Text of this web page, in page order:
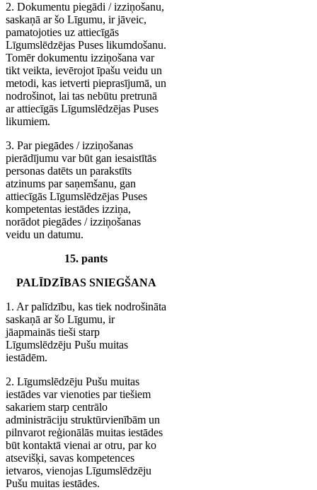
2. Dokumentu piegādi / izziņošanu,
saskaņā ar šo Līgumu, ir jāveic,
pamatojoties uz attiecīgās
Līgumslēdzējas Puses likumdošanu.
Tomēr dokumentu izziņošana var
tikt veikta, ievērojot īpašu veidu un
metodi, kas ietverti pieprasījumā, un
nodrošinot, lai tas nebūtu pretrunā
ar attiecīgās Līgumslēdzējas Puses
likumiem.
3. Par piegādes / izziņošanas
pierādījumu var būt gan iesaistītās
personas datēts un parakstīts
atzinums par saņemšanu, gan
attiecīgās Līgumslēdzējas Puses
kompetentas iestādes izziņa,
norādot piegādes / izziņošanas
veidu un datumu.
15. pants
PALĪDZĪBAS SNIEGŠANA
1. Ar palīdzību, kas tiek nodrošināta
saskaņā ar šo Līgumu, ir
jāapmainās tieši starp
Līgumslēdzēju Pušu muitas
iestādēm.
2. Līgumslēdzēju Pušu muitas
iestādes var vienoties par tiešiem
sakariem starp centrālo
administrāciju struktūrvienībām un
pilnvarot reģionālās muitas iestādes
būt kontaktā vienai ar otru, par ko
atsevišķi, savas kompetences
ietvaros, vienojas Līgumslēdzēju
Pušu muitas iestādes.